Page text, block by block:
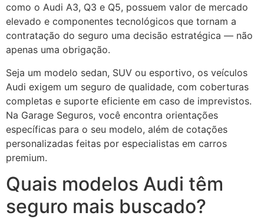
como o Audi A3, Q3 e Q5, possuem valor de mercado
elevado e componentes tecnológicos que tornam a
contratação do seguro uma decisão estratégica — não
apenas uma obrigação.
Seja um modelo sedan, SUV ou esportivo, os veículos
Audi exigem um seguro de qualidade, com coberturas
completas e suporte eficiente em caso de imprevistos.
Na Garage Seguros, você encontra orientações
específicas para o seu modelo, além de cotações
personalizadas feitas por especialistas em carros
premium.
Quais modelos Audi têm
seguro mais buscado?